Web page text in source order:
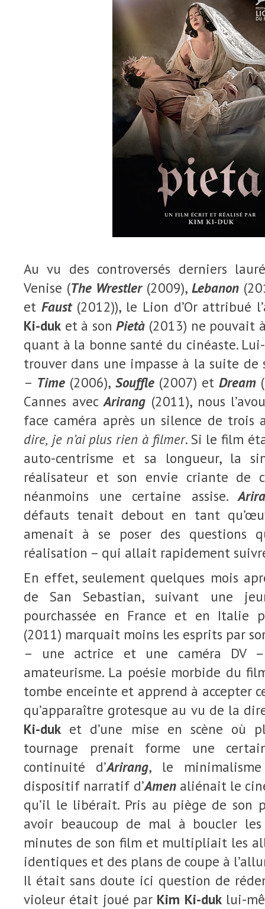
Au vu des controversés derniers
Venise (The Wrestler(2009), Lebanon
et Faust(2012)), le Lion d’Or attribué
Ki-duk et à sonPietà (2013) ne pouvait
quant à la bonne santé du cinéaste.
trouver dans une impasse à la suite de
– Time (2006), Souffle(2007) etDream
Cannes avecArirang (2011), nous
face caméra après un silence de trois
dire, je n’ai plus rien à filmer. Si le film
auto-centrisme et sa longueur, la
réalisateur et son envie criante de
néanmoins une certaine assise.
défauts tenait debout en tant
amenait à se poser des questions
réalisation – qui allait rapidement
En effet, seulement quelques mois
de San Sebastian, suivant une
pourchassée en France et en Italie
(2011) marquait moins les esprits par
– une actrice et une caméra DV
amateurisme. La poésie morbide du
tombe enceinte et apprend à accepter
qu’apparaître grotesque au vu de la
Ki-duk et d’une mise en scène où
tournage prenait forme une
continuité d’Arirang, le
dispositif narratif d’Amenaliénait le
qu’il le libérait. Pris au piège de son
avoir beaucoup de mal à boucler
minutes de son film et multipliait les
identiques et des plans de coupe à
Il était sans doute ici question de
violeur était joué par Kim Ki-duklui-